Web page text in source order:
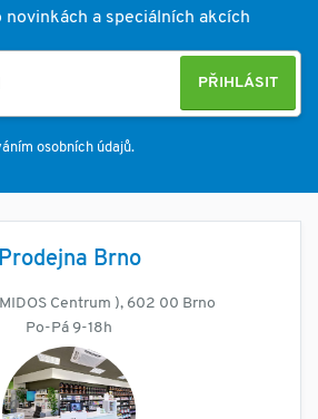
a speciálních akcích
PŘIHLÁSIT
osobních údajů.
Prodejna Brno
Centrum ), 602 00 Brno
Po-Pá 9-18h